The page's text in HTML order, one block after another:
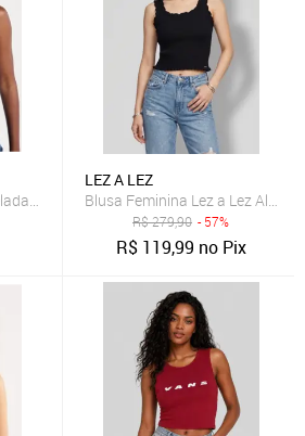
Com Botões Hering
LEZ A LEZ
Blusa Feminina Lez a Lez Alças
R$279,90 - 57%
R$ 119,99 no Pix